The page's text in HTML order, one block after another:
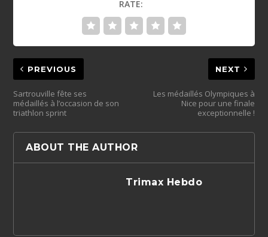
RATE:
PREVIOUS
Sartrouville fête ses
médaillés à l’occasion de son
triathlon sprint
NEXT
Les médaillés Olympiques à
Nice pour une finale
exceptionnelle !
ABOUT THE AUTHOR
Trimax Hebdo